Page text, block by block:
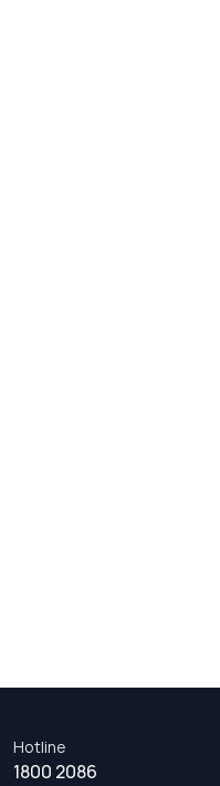
Hotline
1800 2086